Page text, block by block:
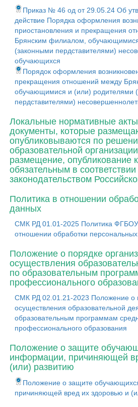
Приказ № 46 од от 29.05.24 Об
действие Порядка оформления
приостановления и прекращения
Брянским филиалом,
(законными пердставителями)
обучающихся
Порядок оформления
прекращения отношений между
обучающимися и (или) родителями
пердставителями)
Локальные нормативные
документы, которые
опубликовываются по
образовательной
размещение, опубликование
обязательным в соответствии
законодательством
Политика в отношении
данных
СМК РД 01.01-2025 Политика
отношении обработки
Положение о порядке
осуществления
по образовательным
профессионального
СМК РД 02.01.21-2023 Положение о
осуществления образовательной
образовательным программам
профессионального образования
Положение о защите
информации, причиняющей
(или) развитию
Положение о защите
причиняющей вред их здоровью и